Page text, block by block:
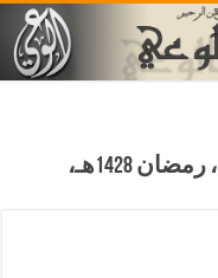
العدد 248- السنة الثانية والعشرون، رمضان 1428هـ،